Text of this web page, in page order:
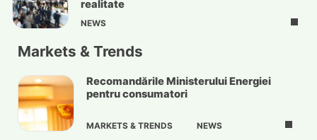
realitate
NEWS
Markets & Trends
Recomandările Ministerului Energiei
pentru consumatori
MARKETS & TRENDS NEWS